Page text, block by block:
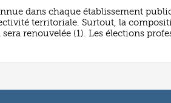
dans chaque établissement
territoriale. Surtout, la
renouvelée (1). Les élections